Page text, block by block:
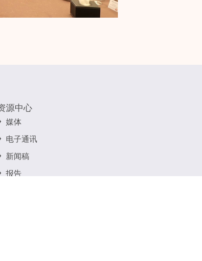
源中心
媒体
电子通讯
新闻稿
报告